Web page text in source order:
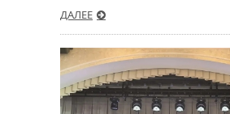
ДАЛЕЕ